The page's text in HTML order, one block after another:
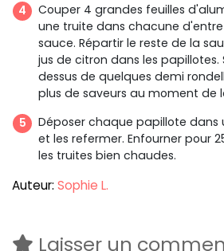
Couper 4 grandes feuilles
une truite dans chacune
sauce. Répartir le reste de la
jus de citron dans les papillotes.
dessus de quelques demi
plus de saveurs au moment de
Déposer chaque papillote
et les refermer. Enfourner pour
les truites bien chaudes.
Auteur: Sophie L.
Laisser un